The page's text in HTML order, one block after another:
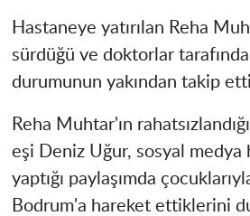
Hastaneye yatırılan Reha
sürdüğü ve doktorlar
durumunun yakından takip
Reha Muhtar'ın
eşi Deniz Uğur, sosyal medya
yaptığı paylaşımda
Bodrum'a hareket ettiklerini